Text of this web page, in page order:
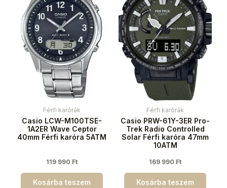
Férfi karórák
Casio LCW-M100TSE-
1A2ER Wave Ceptor
40mm Férfi karóra 5ATM
119 990 Ft
Kosárba teszem
Férfi karórák
Casio PRW-61Y-3ER Pro-
Trek Radio Controlled
Solar Férfi karóra 47mm
10ATM
169 990 Ft
Kosárba teszem